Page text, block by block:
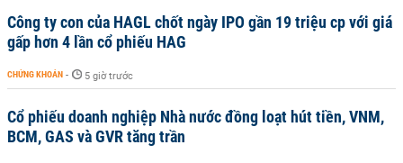
Công ty con của HAGL chốt ngày IPO gần 19 triệu cp với giá
gấp hơn 4 lần cổ phiếu HAG
CHỨNG KHOÁN - 5 giờ trước
Cổ phiếu doanh nghiệp Nhà nước đồng loạt hút tiền, VNM,
BCM, GAS và GVR tăng trần